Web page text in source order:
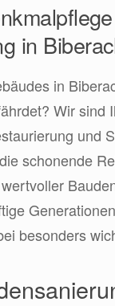
in
in
Wir sind
und
schonende
besonders